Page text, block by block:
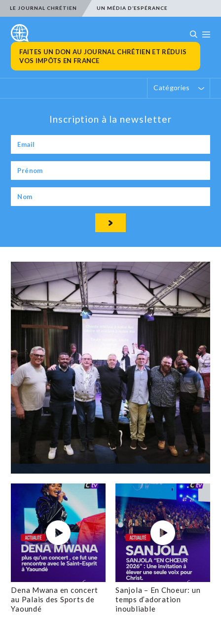
LE JOURNAL CHRÉTIEN UN MÉDIA D’ESPÉRANCE
FAITES UN DON AU JOURNAL CHRÉTIEN ET RÉDUIS
VOS IMPÔTS EN FRANCE
Catégories
Inscription à la newsletter
Dena Mwana en concert
au Palais des Sports de
Yaoundé
Sanjola – En Choeur: un
temps d’adoration
inoubliable